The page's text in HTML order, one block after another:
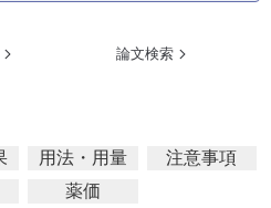
論文検索
用法・用量
注意事項
薬価